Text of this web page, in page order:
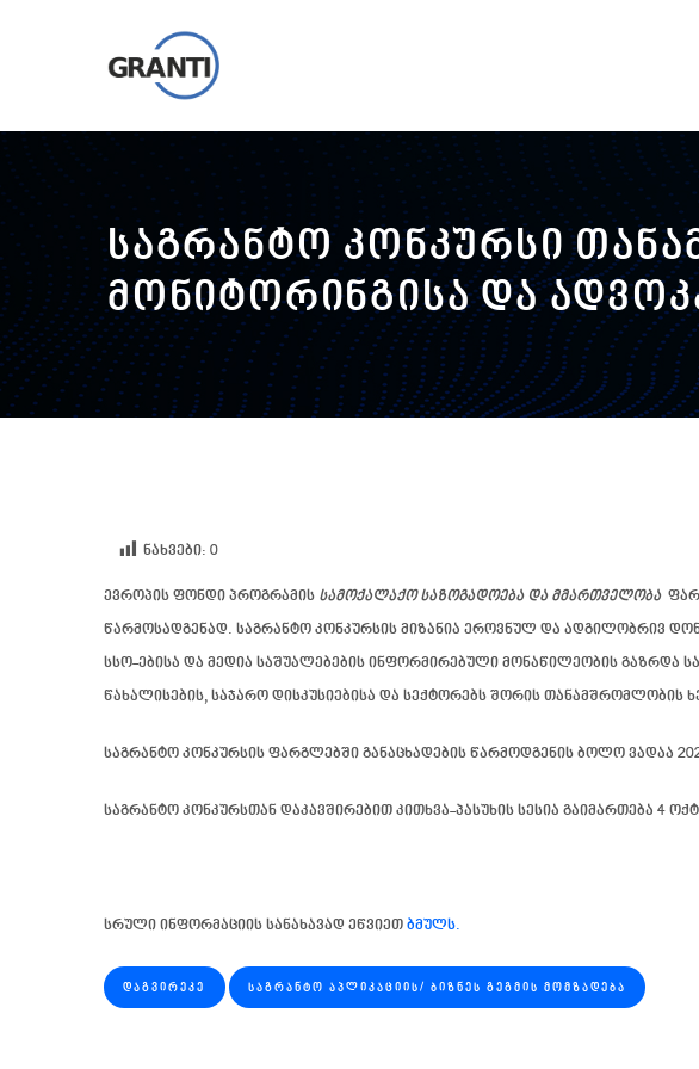
საგრანტო კონკურსი
მონიტორინგისა და
ნახვები: 0
ევროპის ფონდი პროგრამის სამოქალაქო საზოგადოება და მმართველობა
წარმოსადგენად. საგრანტო კონკურსის მიზანია ეროვნულ და ადგილობრივ
სსო-ებისა და მედია საშუალებების ინფორმირებული მონაწილეობის გაზრდა
წახალისების, საჯარო დისკუსიებისა და სექტორებს შორის თანამშრომლობის
საგრანტო კონკურსის ფარგლებში განაცხადების წარმოდგენის ბოლო ვადაა
საგრანტო კონკურსთან დაკავშირებით კითხვა-პასუხის სესია გაიმართება 4
სრული ინფორმაციის სანახავად ეწვიეთ ბმულს.
ᲓᲐᲒᲕᲘᲠᲔᲙᲔ ᲡᲐᲒᲠᲐᲜᲢᲝ ᲐᲞᲚᲘᲙᲐᲪᲘᲘᲡ/ ᲑᲘᲖᲜᲔᲡ ᲒᲔᲒᲛᲘᲡ ᲛᲝᲛᲖᲐᲓᲔᲑᲐ